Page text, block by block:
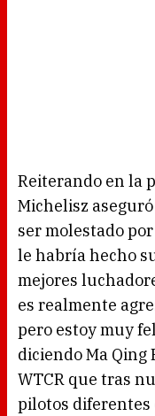
Reiterando en la
Michelisz
ser molestado
le habría hecho
mejores
es realmente
pero estoy muy
diciendo Ma
WTCR que tras
pilotos diferentes